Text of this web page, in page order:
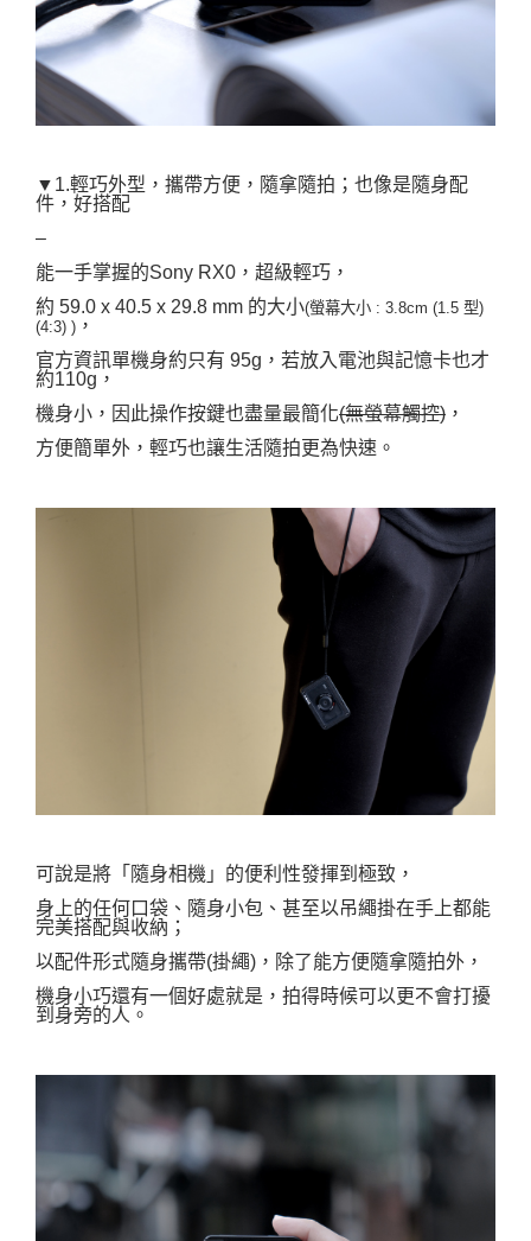
▼1.輕巧外型，攜帶方便，隨拿隨拍；也像是隨身配
件，好搭配
–
能一手掌握的Sony RX0，超級輕巧，
約 59.0 x 40.5 x 29.8 mm 的大小(螢幕大小 : 3.8cm (1.5 型)
(4:3) ) ，
官方資訊單機身約只有 95g，若放入電池與記憶卡也才
約110g，
機身小，因此操作按鍵也盡量最簡化(無螢幕觸控) ，
方便簡單外，輕巧也讓生活隨拍更為快速。
可說是將「隨身相機」的便利性發揮到極致，
身上的任何口袋、隨身小包、甚至以吊繩掛在手上都能
完美搭配與收納；
以配件形式隨身攜帶(掛繩)，除了能方便隨拿隨拍外，
機身小巧還有一個好處就是，拍得時候可以更不會打擾
到身旁的人 。